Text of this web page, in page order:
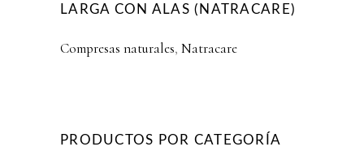
LARGA CON ALAS (NATRACARE)
Compresas naturales, Natracare
PRODUCTOS POR CATEGORÍA